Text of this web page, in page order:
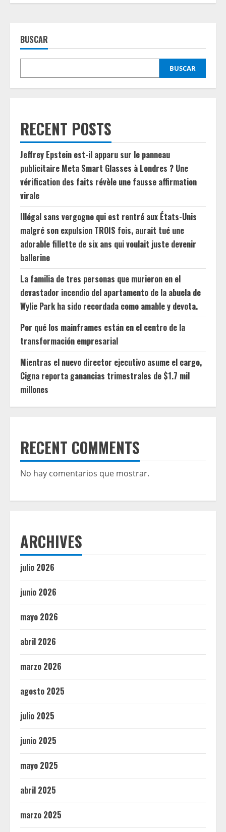
BUSCAR
BUSCAR
RECENT POSTS
Jeffrey Epstein est-il apparu sur le panneau
publicitaire Meta Smart Glasses à Londres ? Une
vérification des faits révèle une fausse affirmation
virale
Illégal sans vergogne qui est rentré aux États-Unis
malgré son expulsion TROIS fois, aurait tué une
adorable fillette de six ans qui voulait juste devenir
ballerine
La familia de tres personas que murieron en el
devastador incendio del apartamento de la abuela de
Wylie Park ha sido recordada como amable y devota.
Por qué los mainframes están en el centro de la
transformación empresarial
Mientras el nuevo director ejecutivo asume el cargo,
Cigna reporta ganancias trimestrales de $1.7 mil
millones
RECENT COMMENTS
No hay comentarios que mostrar.
ARCHIVES
julio 2026
junio 2026
mayo 2026
abril 2026
marzo 2026
agosto 2025
julio 2025
junio 2025
mayo 2025
abril 2025
marzo 2025